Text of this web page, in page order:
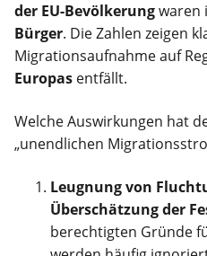
der EU-Bevölkerungwaren
Bürger. Die Zahlen zeigen
Migrationsaufnahme auf
Europas entfällt.
Welche Auswirkungen hat
„unendlichen
Leugnung von
Überschätzung der
berechtigten Gründe